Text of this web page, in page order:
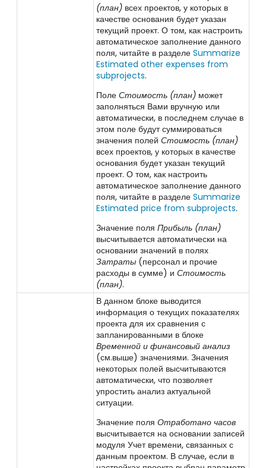
(план) всех проектов, у которых в
качестве основания будет указан
текущий проект. О том, как настроить
автоматическое заполнение данного
поля, читайте в разделе Summarize
Estimated other expenses from
subprojects.
ПолеСтоимость (план) может
заполняться Вами вручную или
автоматически, в последнем случае в
этом поле будут суммироваться
значения полей Стоимость (план)
всех проектов, у которых в качестве
основания будет указан текущий
проект. О том, как настроить
автоматическое заполнение данного
поля, читайте в разделе Summarize
Estimated price from subprojects.
Значение поляПрибыль (план)
высчитывается автоматически на
основании значений в полях
Затраты (персонал и прочие
расходы в сумме) иСтоимость
(план).
В данном блоке выводится
информация о текущих показателях
проекта для их сравнения с
запланированными в блоке
Временной и финансовый анализ
(см.выше) значениями. Значения
некоторых полей высчитываются
автоматически, что позволяет
упростить анализ актуальной
ситуации.
Значение поляОтработано часов
высчитывается на основании записей
модуля Учет времени, связанных с
данным проектом. В случае, если в